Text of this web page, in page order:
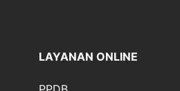
LAYANAN ONLINE